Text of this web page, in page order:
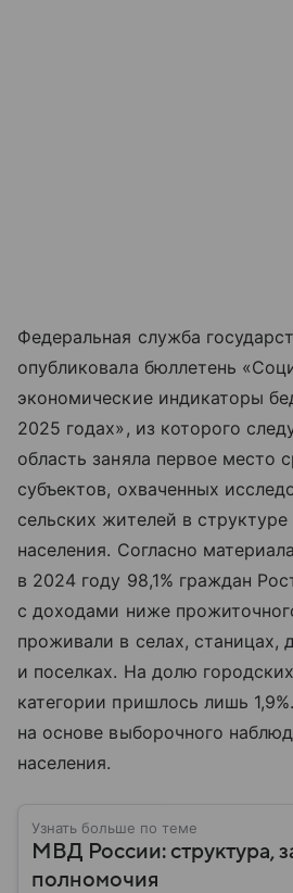
Федеральная служба
опубликовала бюллетень
экономические индикаторы
2025 годах», из которого
область заняла первое место
субъектов, охваченных
сельских жителей в
населения. Согласно
в 2024 году 98,1% граждан
с доходами ниже
проживали в селах, станицах,
и поселках. На долю
категории пришлось лишь
на основе выборочного
населения.
Узнать больше по теме
МВД России: структура,
полномочия